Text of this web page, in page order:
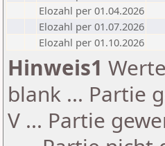
Elozahl per 01.04.2026
Elozahl per 01.07.2026
Elozahl per 01.10.2026
Hinweis1
blank ... Partie
V ... Partie